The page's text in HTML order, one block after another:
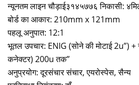
न्यूनतम लाइन चौड़ाई३१४५७७६ निकासी:
बोर्ड का आकार: 210mm x 121mm
पहलू अनुपात: 12:1
भूतल उपचार: ENIG (सोने की मोटाई 2u”) +
कनेक्टर) 200u तक”
अनुप्रयोग: दूरसंचार संचार, एयरोस्पेस, सैन्य